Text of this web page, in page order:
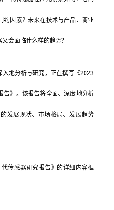
约因素？未来在技术与产品、商业
会面临什么样的趋势？
入地分析与研究，正在撰写《2023
告》。该报告将全面、深度地分析
发展现状、市场格局、发展趋势
传感器研究报告》的详细内容框